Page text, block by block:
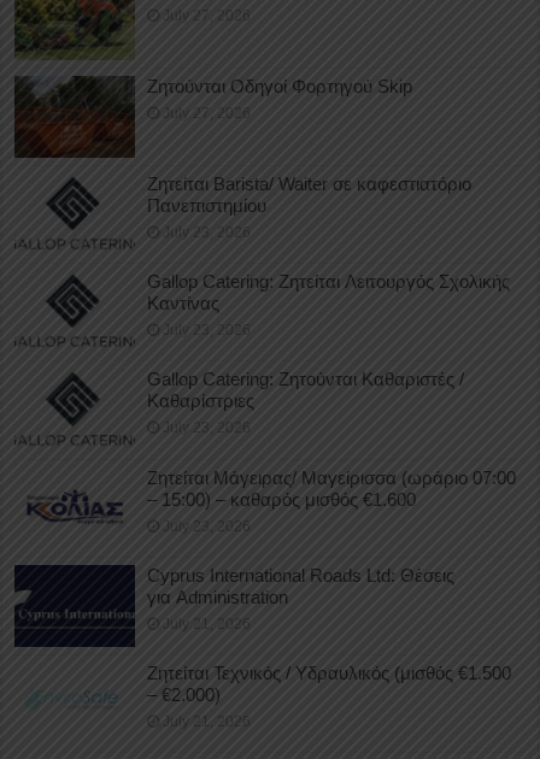
July 27, 2026
Ζητούνται Οδηγοί Φορτηγού Skip
July 27, 2026
Ζητείται Barista/ Waiter σε καφεστιατόριο
Πανεπιστημίου
July 23, 2026
Gallop Catering: Ζητείται Λειτουργός Σχολικής
Καντίνας
July 23, 2026
Gallop Catering: Ζητούνται Καθαριστές /
Καθαρίστριες
July 23, 2026
Ζητείται Μάγειρας/ Μαγείρισσα (ωράριο 07:00
– 15:00) – καθαρός μισθός €1.600
July 23, 2026
Cyprus International Roads Ltd: Θέσεις
για Administration
July 21, 2026
Ζητείται Τεχνικός / Υδραυλικός (μισθός €1.500
– €2.000)
July 21, 2026